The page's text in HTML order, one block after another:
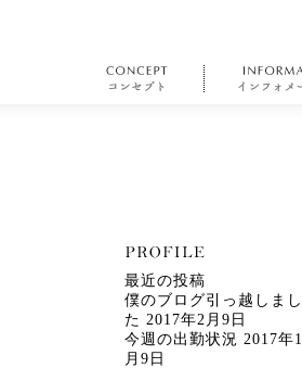
最近の投稿
僕のブログ引っ越しまし
た 2017年2月9日
今週の出勤状況 2017年1
月9日